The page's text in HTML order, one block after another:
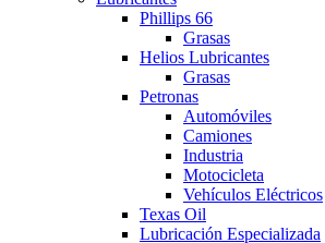
Phillips 66
Grasas
Helios Lubricantes
Grasas
Petronas
Automóviles
Camiones
Industria
Motocicleta
Vehículos Eléctricos​
Texas Oil
Lubricación Especializada